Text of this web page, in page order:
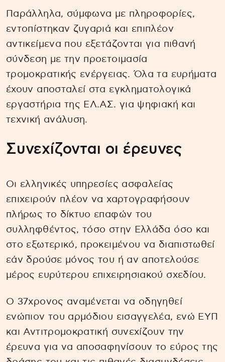
Παράλληλα, σύμφωνα με πληροφορίες,
εντοπίστηκαν ζυγαριά και επιπλέον
αντικείμενα που εξετάζονται για πιθανή
σύνδεση με την προετοιμασία
τρομοκρατικής ενέργειας. Όλα τα ευρήματα
έχουν αποσταλεί στα εγκληματολογικά
εργαστήρια της ΕΛ.ΑΣ. για ψηφιακή και
τεχνική ανάλυση.
Συνεχίζονται οι έρευνες
Οι ελληνικές υπηρεσίες ασφαλείας
επιχειρούν πλέον να χαρτογραφήσουν
πλήρως το δίκτυο επαφών του
συλληφθέντος, τόσο στην Ελλάδα όσο και
στο εξωτερικό, προκειμένου να διαπιστωθεί
εάν δρούσε μόνος του ή αν αποτελούσε
μέρος ευρύτερου επιχειρησιακού σχεδίου.
Ο 37χρονος αναμένεται να οδηγηθεί
ενώπιον του αρμόδιου εισαγγελέα, ενώ ΕΥΠ
και Αντιτρομοκρατική συνεχίζουν την
έρευνα για να αποσαφηνίσουν το εύρος της